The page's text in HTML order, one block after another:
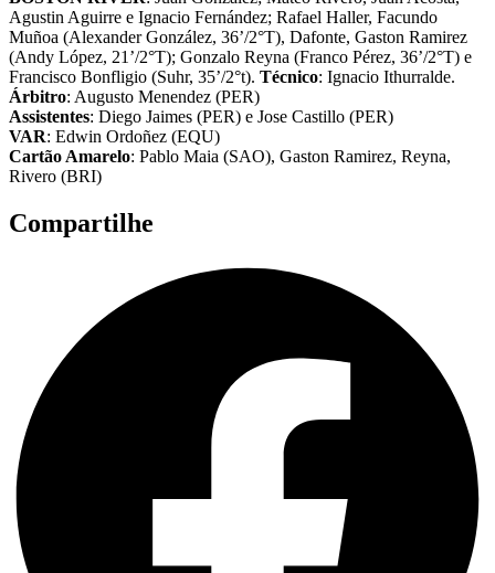
Agustin Aguirre e Ignacio Fernández; Rafael Haller, Facundo
Muñoa (Alexander González, 36’/2°T), Dafonte, Gaston Ramirez
(Andy López, 21’/2°T); Gonzalo Reyna (Franco Pérez, 36’/2°T) e
Francisco Bonfligio (Suhr, 35’/2°t). Técnico: Ignacio Ithurralde.
Árbitro: Augusto Menendez (PER)
Assistentes: Diego Jaimes (PER) e Jose Castillo (PER)
VAR: Edwin Ordoñez (EQU)
Cartão Amarelo: Pablo Maia (SAO), Gaston Ramirez, Reyna,
Rivero (BRI)
Compartilhe